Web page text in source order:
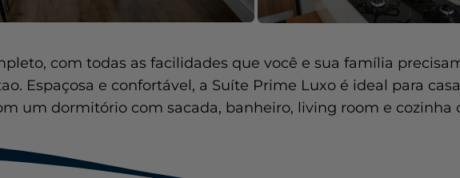
com todas as facilidades que você e sua família
Espaçosa e confortável, a Suíte Prime Luxo é ideal para
um dormitório com sacada, banheiro, living room e cozinha